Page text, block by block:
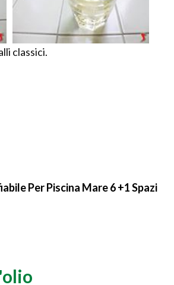
classici.
Per Piscina Mare 6 +1 Spazi